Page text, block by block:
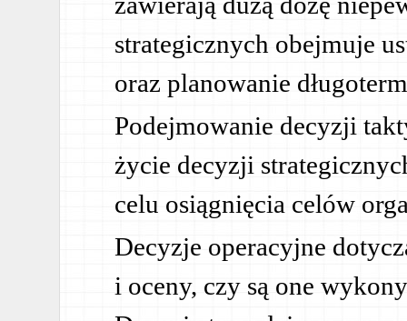
strategicznych obejmuje
oraz planowanie
Podejmowanie decyzji
życie decyzji
celu osiągnięcia celów
Decyzje operacyjne
i oceny, czy są one